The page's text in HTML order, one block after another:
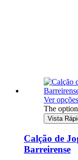
Ver opções
The
Vista
Calção de
Barreirense